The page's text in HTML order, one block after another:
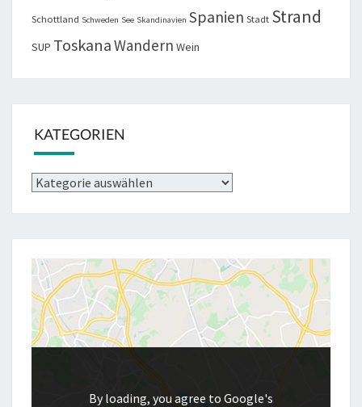
Schottland Schweden See Skandinavien Spanien Stadt Strand
SUP ToskanaWandern Wein
KATEGORIEN
Kategorien
By loading, you agree to Google's